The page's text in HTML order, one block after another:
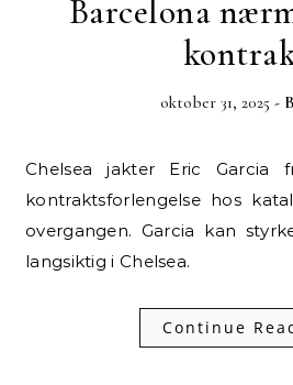
Barcelona
oktober 31, 2025 -
Chelsea jakter Eric Garcia fra Barcelona, men
kontraktsforlengelse hos
overgangen. Garcia kan
langsiktig i Chelsea.
Continue